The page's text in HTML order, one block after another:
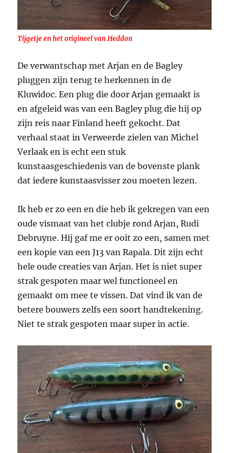
Tijgetje en het origineel van Heddon
De verwantschap met Arjan en de Bagley
pluggen zijn terug te herkennen in de
Kluwidoc. Een plug die door Arjan gemaakt is
en afgeleid was van een Bagley plug die hij op
zijn reis naar Finland heeft gekocht. Dat
verhaal staat in Verweerde zielen van Michel
Verlaak en is echt een stuk
kunstaasgeschiedenis van de bovenste plank
dat iedere kunstaasvisser zou moeten lezen.
Ik heb er zo een en die heb ik gekregen van een
oude vismaat van het clubje rond Arjan, Rudi
Debruyne. Hij gaf me er ooit zo een, samen met
een kopie van een J13 van Rapala. Dit zijn echt
hele oude creaties van Arjan. Het is niet super
strak gespoten maar wel functioneel en
gemaakt om mee te vissen. Dat vind ik van de
betere bouwers zelfs een soort handtekening.
Niet te strak gespoten maar super in actie.